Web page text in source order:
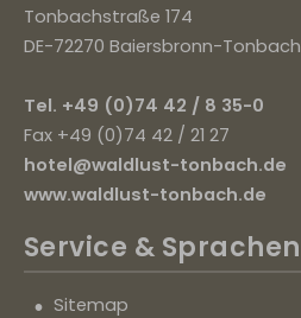
Tonbachstraße 174
DE-72270 Baiersbronn-Tonbach
Tel. +49 (0)74 42 / 8 35-0
Fax +49 (0)74 42 / 21 27
hotel@waldlust-tonbach.de
www.waldlust-tonbach.de
Service & Sprachen
Sitemap